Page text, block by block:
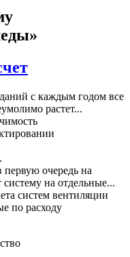
с каждым годом все
растет...
первую очередь на
систему на отдельные...
систем вентиляции
по расходу